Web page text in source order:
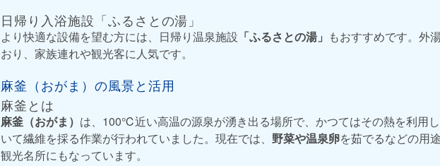
日帰り入浴施設「ふるさとの湯」
より快適な設備を望む方には、日帰り温泉施設 「ふるさとの湯」 もおすすめです。外
おり、家族連れや観光客に人気です。
麻釜（おがま）の風景と活用
麻釜とは
麻釜（おがま） は、100℃近い高温の源泉が湧き出る場所で、かつてはその熱を利用
いて繊維を採る作業が行われていました。現在では、 野菜や温泉卵を茹でるなどの用
観光名所にもなっています。